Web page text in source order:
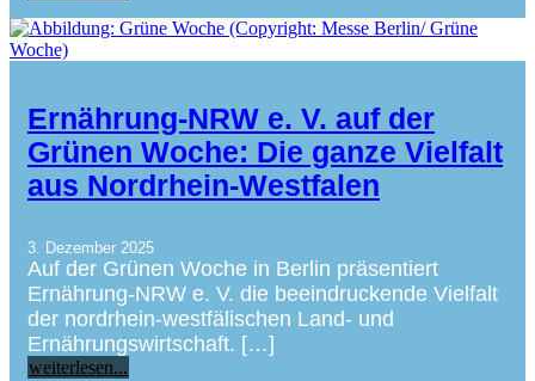
Ernährung-NRW e. V. auf der
Grünen Woche: Die ganze Vielfalt
aus Nordrhein-Westfalen
3. Dezember 2025
Auf der Grünen Woche in Berlin präsentiert
Ernährung-NRW e. V. die beeindruckende Vielfalt
der nordrhein-westfälischen Land- und
Ernährungswirtschaft. […]
weiterlesen...